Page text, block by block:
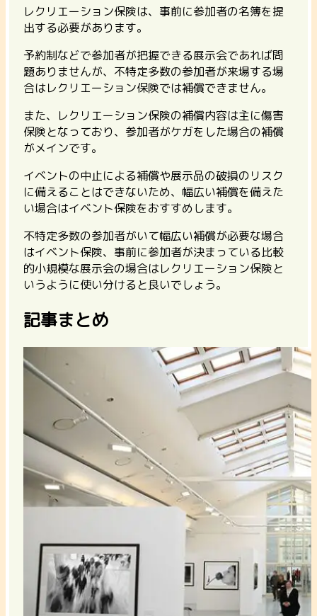
レクリエーション保険は、事前に参加者の名簿を提
出する必要があります。
予約制などで参加者が把握できる展示会であれば問
題ありませんが、不特定多数の参加者が来場する場
合はレクリエーション保険では補償できません。
また、
レクリエーション保険の補償内容は主に傷害
保険となっており、参加者がケガをした場合の補償
がメインです。
イベントの中止による補償や展示品の破損のリスク
に備えることはできないため、幅広い補償を備えた
い場合はイベント保険をおすすめします。
不特定多数の参加者がいて幅広い補償が必要な場合
はイベント保険、事前に参加者が決まっている比較
的小規模な展示会の場合はレクリエーション保険と
いうように使い分けると良いでしょう。
記事まとめ